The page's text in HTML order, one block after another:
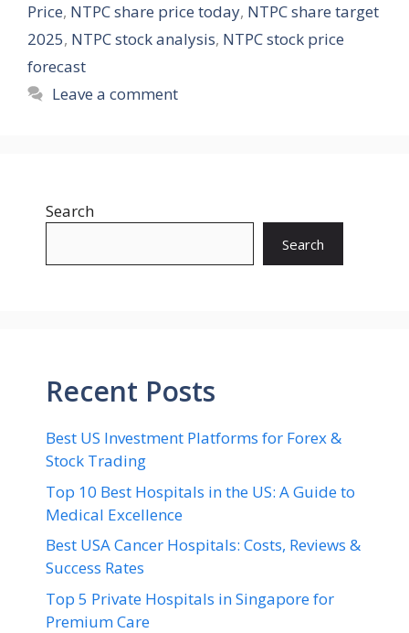
Price, NTPC share price today, NTPC share target
2025, NTPC stock analysis, NTPC stock price
forecast
Leave a comment
Search
Search
Recent Posts
Best US Investment Platforms for Forex &
Stock Trading
Top 10 Best Hospitals in the US: A Guide to
Medical Excellence
Best USA Cancer Hospitals: Costs, Reviews &
Success Rates
Top 5 Private Hospitals in Singapore for
Premium Care